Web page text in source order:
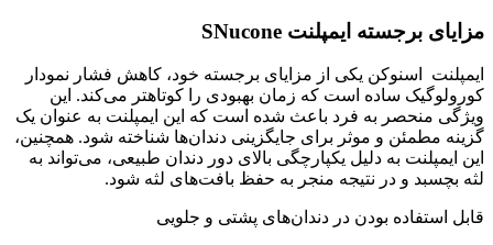
مزایای برجسته ایمپلنت SNucone
ایمپلنت اسنوکن یکی از مزایای برجسته خود، کاهش فشار نمودار
کورولوگیک ساده است که زمان بهبودی را کوتاهتر می‌کند. این
ویژگی منحصر به فرد باعث شده است که این ایمپلنت به عنوان یک
گزینه مطمئن و موثر برای جایگزینی دندان‌ها شناخته شود. همچنین،
این ایمپلنت به دلیل یکپارچگی بالای دور دندان طبیعی، می‌تواند به
لثه بچسبد و در نتیجه منجر به حفظ بافت‌های لثه شود.
قابل استفاده بودن در دندان‌های پشتی و جلویی